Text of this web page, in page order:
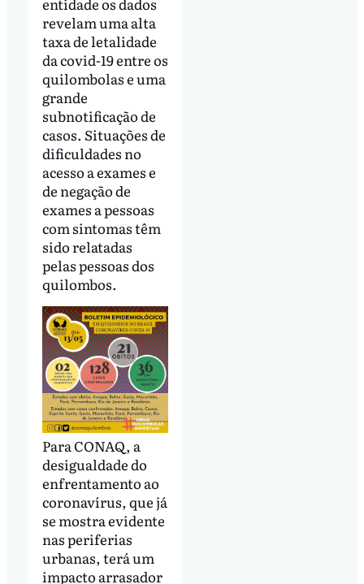
revelam uma alta
taxa de letalidade
da covid-19 entre os
quilombolas e uma
grande
subnotificação de
casos. Situações de
dificuldades no
acesso a exames e
de negação de
exames a pessoas
com sintomas têm
sido relatadas
pelas pessoas dos
quilombos.
Para CONAQ, a
desigualdade do
enfrentamento ao
coronavírus, que já
se mostra evidente
nas periferias
urbanas, terá um
impacto arrasador